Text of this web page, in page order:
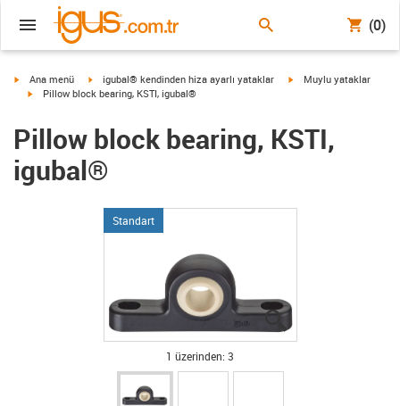
(0)
igus-icon-arrow-right
Ana menü igus-icon-arrow-right
igubal® kendinden hiza ayarlı yataklar igus-icon-arrow-right
Muylu yataklar
igus-icon-arrow-right
Pillow block bearing, KSTI, igubal®
Pillow block bearing, KSTI,
igubal®
Standart
igus-icon-lupe
igus-icon-lupe
igus-icon-lupe
1 üzerinden: 3